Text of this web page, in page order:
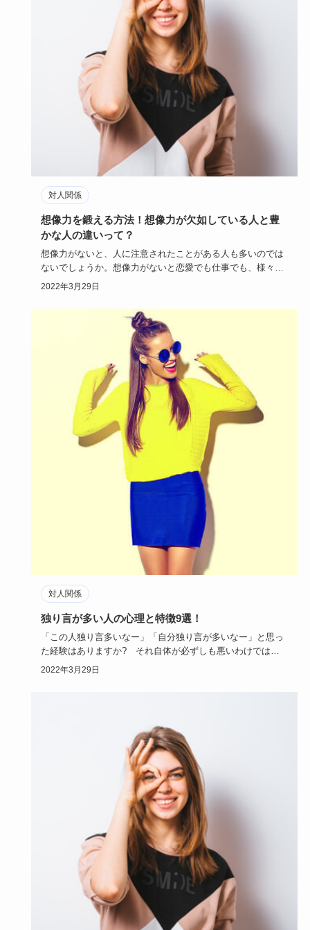
対人関係
想像力を鍛える方法！想像力が欠如している人と豊
かな人の違いって？
想像力がないと、人に注意されたことがある人も多いのでは
ないでしょうか。想像力がないと恋愛でも仕事でも、様々な
影響を及ぼして…
2022年3月29日
対人関係
独り言が多い人の心理と特徴9選！
「この人独り言多いなー」「自分独り言が多いなー」と思っ
た経験はありますか? それ自体が必ずしも悪いわけではな
く、人や自分に…
2022年3月29日